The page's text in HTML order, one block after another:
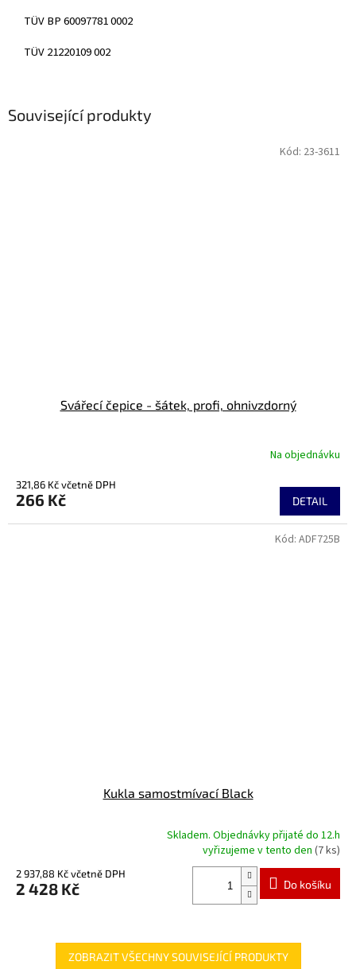
TÜV BP 60097781 0002
TÜV 21220109 002
Související produkty
Svářecí čepice - šátek, profi, ohnivzdorný
Na objednávku
321,86 Kč včetně DPH
266 Kč DETAIL
Kód: 23-3611
Kukla samostmívací Black
produktu
je
Skladem. Objednávky přijaté do 12.h
vyřizujeme v tento den(7 ks)
2 937,88 Kč včetně DPH
2 428 Kč Do košíku
Kód: ADF725B
ZOBRAZIT VŠECHNY SOUVISEJÍCÍ PRODUKTY